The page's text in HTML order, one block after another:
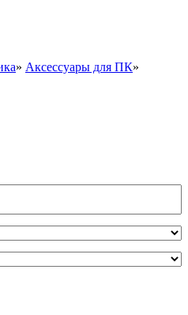
» Аксессуары для ПК»